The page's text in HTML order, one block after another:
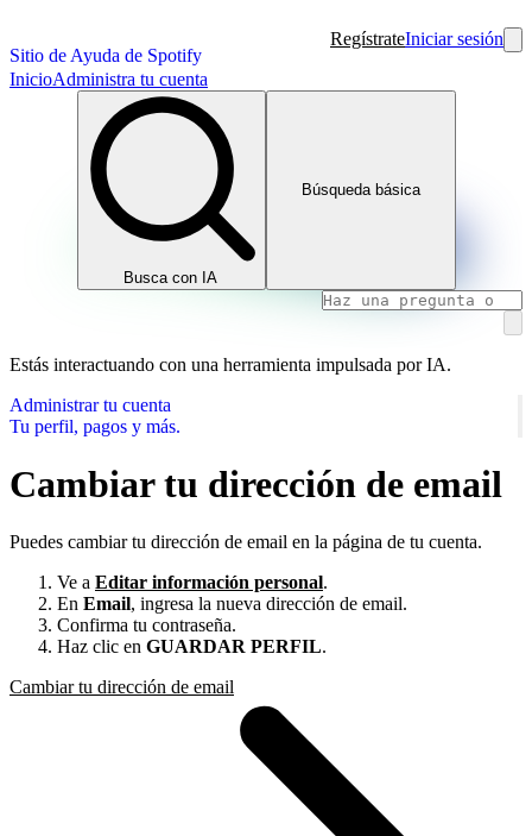
Sitio de Ayuda de Spotify
RegístrateIniciar sesión
InicioAdministra tu cuenta
Busca con IA
Búsqueda básica
Estás interactuando con una herramienta impulsada por IA.
Administrar tu cuenta
Tu perfil, pagos y más.
Cambiar tu dirección de email
Puedes cambiar tu dirección de email en la página de tu cuenta.
Ve a Editar información personal.
En Email, ingresa la nueva dirección de email.
Confirma tu contraseña.
Haz clic en GUARDAR PERFIL.
Cambiar tu dirección de email